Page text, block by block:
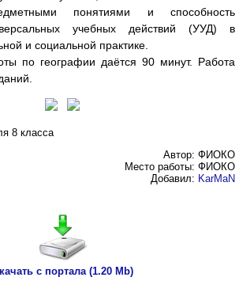
понятиями и способность
учебных действий (УУД) в
и социальной практике.
по географии даётся 90 минут. Работа
8 класса
Автор: ФИОКО
Место работы: ФИОКО
Добавил: KarMaN
с портала (1.20 Mb)